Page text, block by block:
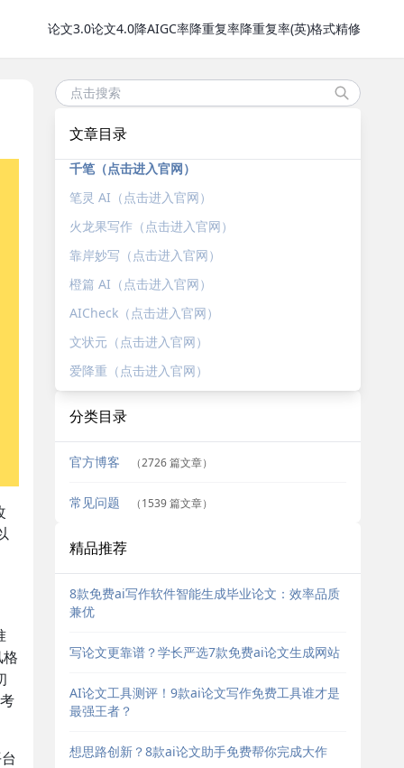
论文3.0论文4.0降AIGC率降重复率降重复率(英)格式精修
文章目录
千笔（点击进入官网）
笔灵 AI（点击进入官网）
火龙果写作（点击进入官网）
靠岸妙写（点击进入官网）
橙篇 AI（点击进入官网）
AICheck（点击进入官网）
文状元（点击进入官网）
爱降重（点击进入官网）
分类目录
官方博客 （2726 篇文章）
常见问题 （1539 篇文章）
精品推荐
8款免费ai写作软件智能生成毕业论文：效率品质
兼优
写论文更靠谱？学长严选7款免费ai论文生成网站
AI论文工具测评！9款ai论文写作免费工具谁才是
最强王者？
想思路创新？8款ai论文助手免费帮你完成大作